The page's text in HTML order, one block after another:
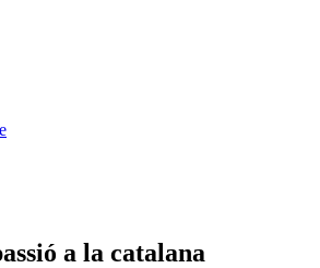
a la catalana